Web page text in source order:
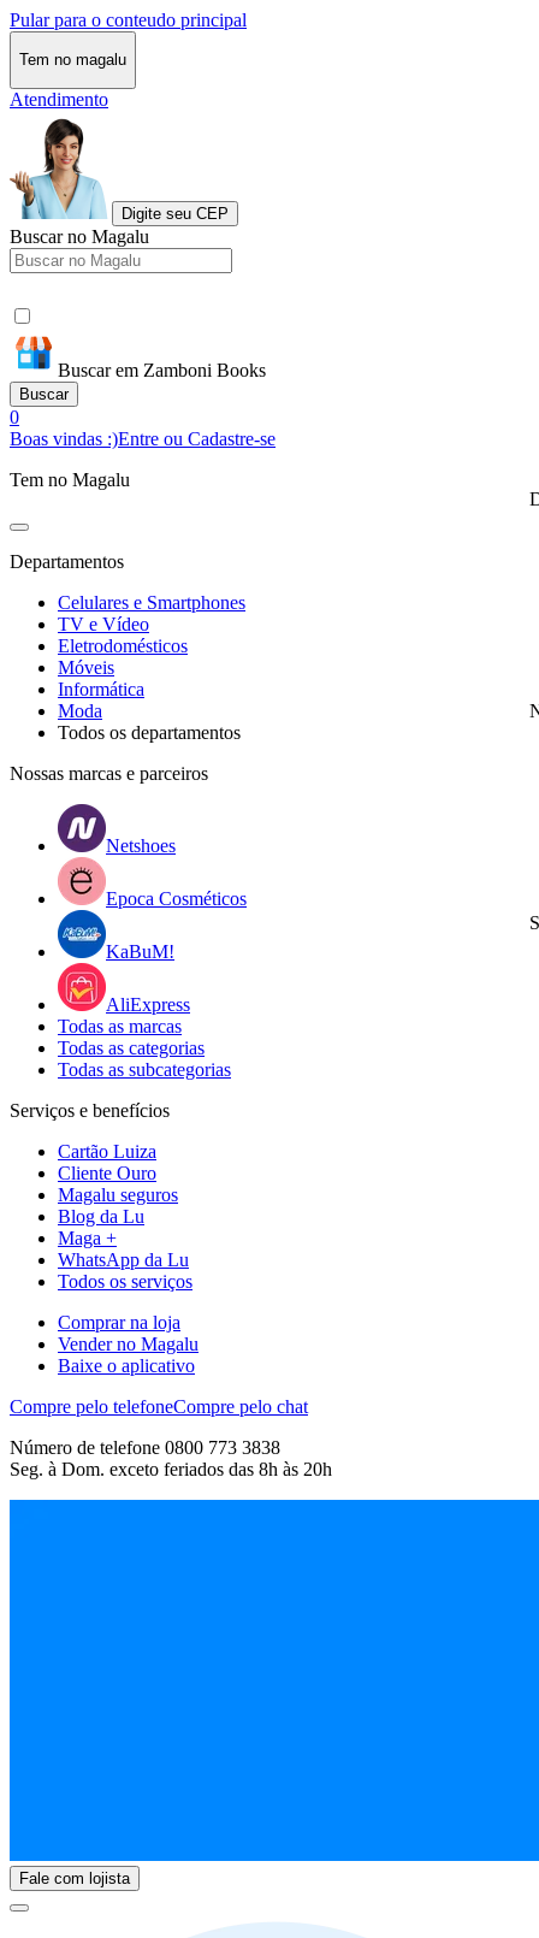
Pular para o conteudo principal
Tem no magalu
Atendimento
Digite seu CEP
Buscar no Magalu
Buscar em Zamboni Books
Buscar
0
Boas vindas :)Entre ou Cadastre-se
Tem no Magalu
Departamentos
Celulares e Smartphones
TV e Vídeo
Eletrodomésticos
Móveis
Informática
Moda
Todos os departamentos
Nossas marcas e parceiros
Netshoes
Epoca Cosméticos
KaBuM!
AliExpress
Todas as marcas
Todas as categorias
Todas as subcategorias
Serviços e benefícios
Cartão Luiza
Cliente Ouro
Magalu seguros
Blog da Lu
Maga +
WhatsApp da Lu
Todos os serviços
Comprar na loja
Vender no Magalu
Baixe o aplicativo
Compre pelo telefoneCompre pelo chat
Número de telefone 0800 773 3838
Seg. à Dom. exceto feriados das 8h às 20h
Fale com lojista